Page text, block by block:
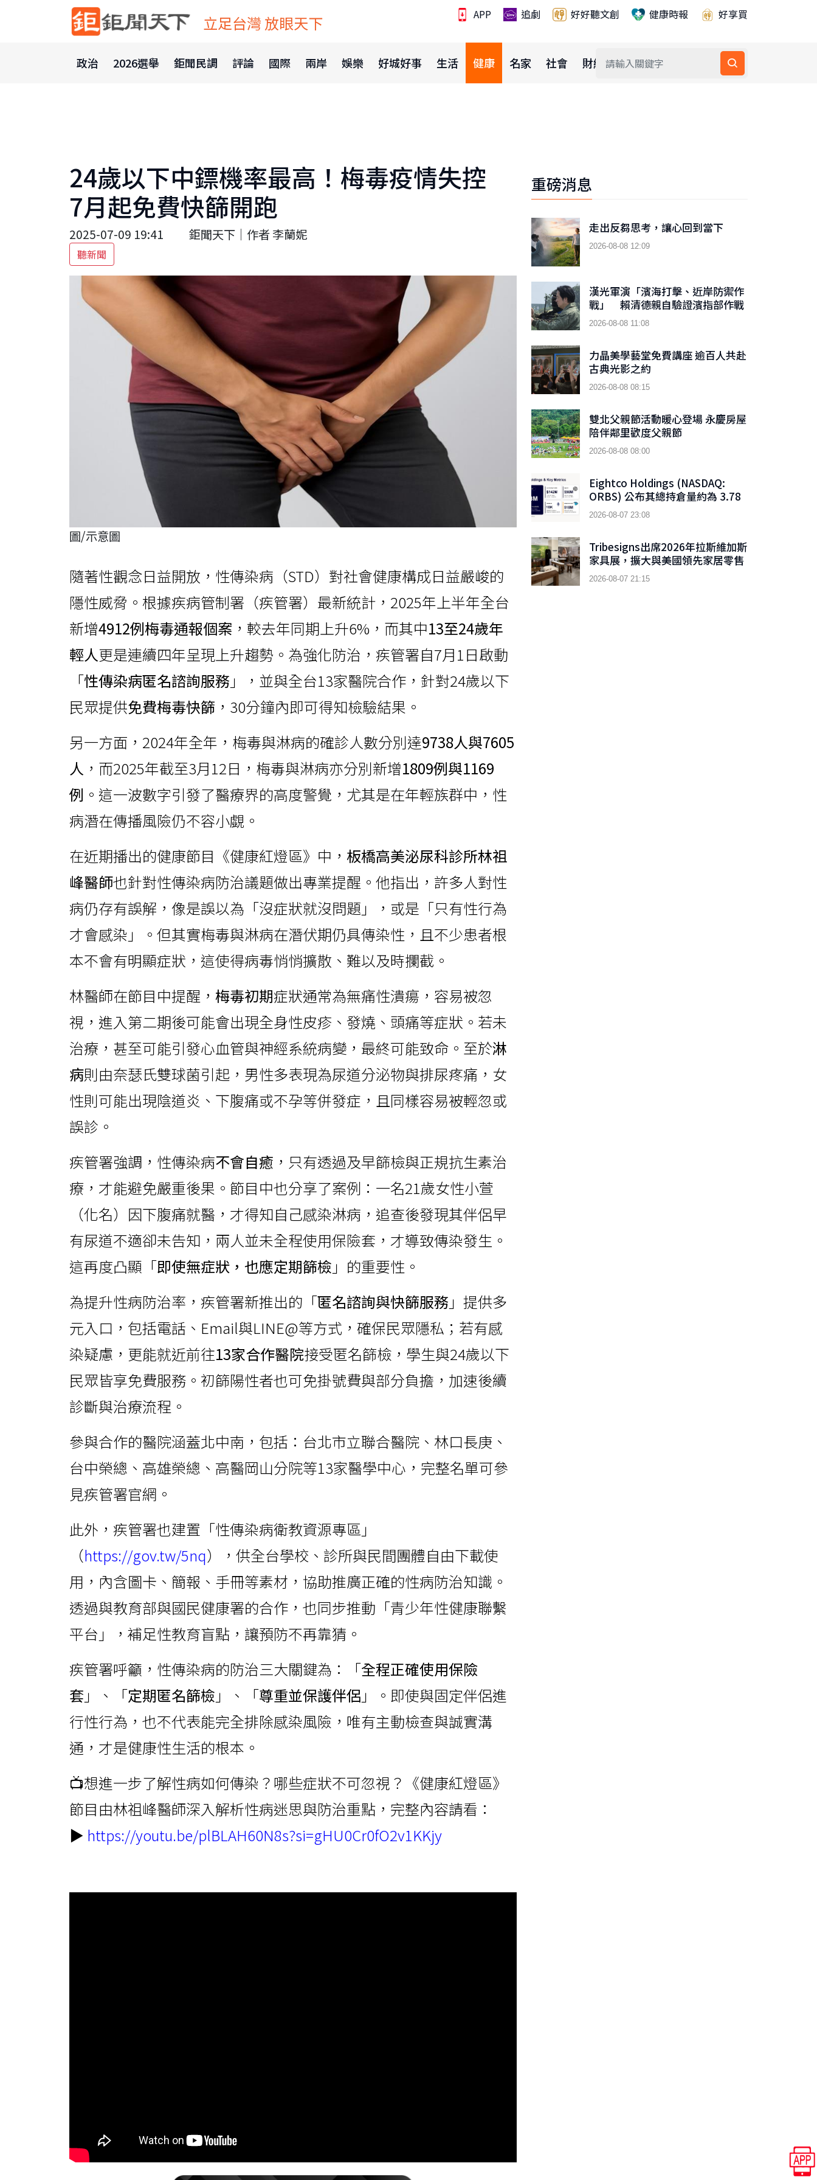
立足台灣 放眼天下 APP 追劇 好好聽文創 健康時報 好享買
政治 2026選舉 鉅聞民調 評論 國際 兩岸 娛樂 好城好事 生活 健康 名家 社會 財經 公益
24歲以下中鏢機率最高！梅毒疫情失控
7月起免費快篩開跑
2025-07-09 19:41 鉅聞天下｜作者 李蘭妮
聽新聞
圖/示意圖
隨著性觀念日益開放，性傳染病（STD）對社會健康構成日益嚴峻的
隱性威脅。根據疾病管制署（疾管署）最新統計，2025年上半年全台
新增4912例梅毒通報個案 ，較去年同期上升6%，而其中13至24歲年
輕人更是連續四年呈現上升趨勢。為強化防治，疾管署自7月1日啟動
「性傳染病匿名諮詢服務 」，並與全台13家醫院合作，針對24歲以下
民眾提供免費梅毒快篩 ，30分鐘內即可得知檢驗結果。
另一方面，2024年全年，梅毒與淋病的確診人數分別達9738人與7605
人 ，而2025年截至3月12日，梅毒與淋病亦分別新增1809例與1169
例 。這一波數字引發了醫療界的高度警覺，尤其是在年輕族群中，性
病潛在傳播風險仍不容小覷。
在近期播出的健康節目《健康紅燈區》中， 板橋高美泌尿科診所林祖
峰醫師也針對性傳染病防治議題做出專業提醒。他指出，許多人對性
病仍存有誤解，像是誤以為「沒症狀就沒問題」，或是「只有性行為
才會感染」。但其實梅毒與淋病在潛伏期仍具傳染性，且不少患者根
本不會有明顯症狀，這使得病毒悄悄擴散、難以及時攔截。
林醫師在節目中提醒， 梅毒初期症狀通常為無痛性潰瘍，容易被忽
視，進入第二期後可能會出現全身性皮疹、發燒、頭痛等症狀。若未
治療，甚至可能引發心血管與神經系統病變，最終可能致命。至於淋
病則由奈瑟氏雙球菌引起，男性多表現為尿道分泌物與排尿疼痛，女
性則可能出現陰道炎、下腹痛或不孕等併發症，且同樣容易被輕忽或
誤診。
疾管署強調，性傳染病不會自癒 ，只有透過及早篩檢與正規抗生素治
療，才能避免嚴重後果。節目中也分享了案例：一名21歲女性小萱
（化名）因下腹痛就醫，才得知自己感染淋病，追查後發現其伴侶早
有尿道不適卻未告知，兩人並未全程使用保險套，才導致傳染發生。
這再度凸顯「即使無症狀，也應定期篩檢 」的重要性。
為提升性病防治率，疾管署新推出的「匿名諮詢與快篩服務 」提供多
元入口，包括電話、Email與LINE@等方式，確保民眾隱私；若有感
染疑慮，更能就近前往13家合作醫院接受匿名篩檢，學生與24歲以下
民眾皆享免費服務。初篩陽性者也可免掛號費與部分負擔，加速後續
診斷與治療流程。
參與合作的醫院涵蓋北中南，包括：台北市立聯合醫院、林口長庚、
台中榮總、高雄榮總、高醫岡山分院等13家醫學中心，完整名單可參
見疾管署官網。
此外，疾管署也建置「性傳染病衛教資源專區」
（https://gov.tw/5nq），供全台學校、診所與民間團體自由下載使
用，內含圖卡、簡報、手冊等素材，協助推廣正確的性病防治知識。
透過與教育部與國民健康署的合作，也同步推動「青少年性健康聯繫
平台」，補足性教育盲點，讓預防不再靠猜。
疾管署呼籲，性傳染病的防治三大關鍵為：「全程正確使用保險
套 」、「定期匿名篩檢 」、「尊重並保護伴侶 」。即使與固定伴侶進
行性行為，也不代表能完全排除感染風險，唯有主動檢查與誠實溝
通，才是健康性生活的根本。
📺想進一步了解性病如何傳染？哪些症狀不可忽視？《健康紅燈區》
節目由林祖峰醫師深入解析性病迷思與防治重點，完整內容請看：
▶ https://youtu.be/plBLAH60N8s?si=gHU0Cr0fO2v1KKjy
重磅消息
走出反芻思考，讓心回到當下
2026-08-08 12:09
漢光軍演「濱海打擊、近岸防禦作
戰」 賴清德親自驗證濱指部作戰
成效
2026-08-08 11:08
力晶美學藝堂免費講座 逾百人共赴
古典光影之約
2026-08-08 08:15
雙北父親節活動暖心登場 永慶房屋
陪伴鄰里歡度父親節
2026-08-08 08:00
Eightco Holdings (NASDAQ:
ORBS) 公布其總持倉量約為 3.78
億美元，當中包括 OpenAI、
Beast Industries、超過 16,000
2026-08-07 23:08
Tribesigns出席2026年拉斯維加斯
家具展，擴大與美國領先家居零售
商的合作
2026-08-07 21:15